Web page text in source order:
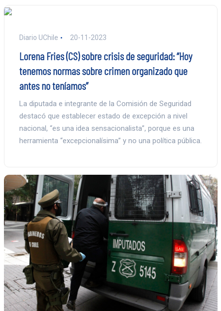
Diario UChile 20-11-2023
Lorena Fries (CS) sobre crisis de seguridad: “Hoy
tenemos normas sobre crimen organizado que
antes no teníamos”
La diputada e integrante de la Comisión de Seguridad
destacó que establecer estado de excepción a nivel
nacional, “es una idea sensacionalista”, porque es una
herramienta “excepcionalísima” y no una política pública.